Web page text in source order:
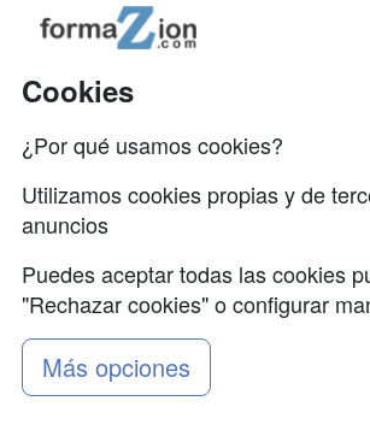
formazion:
Cookies
¿Por qué usamos cookies?
Utilizamos cookies propias y de
anuncios
Puedes aceptar todas las cookies
"Rechazar cookies" o configurar
Más opciones